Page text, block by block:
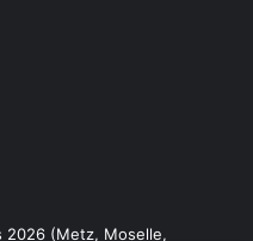
2026 (Metz, Moselle,